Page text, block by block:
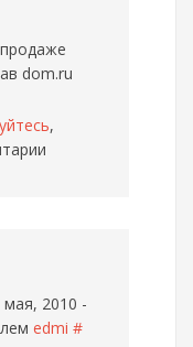
dom.ru
,
2010 -
edmi #